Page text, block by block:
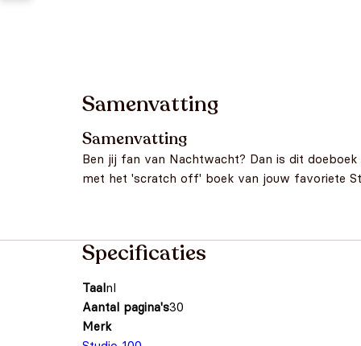
Samenvatting
Samenvatting
Ben jij fan van Nachtwacht? Dan is dit
met het 'scratch off' boek van jouw favoriete
Specificaties
Taalnl
Aantal pagina's30
Merk